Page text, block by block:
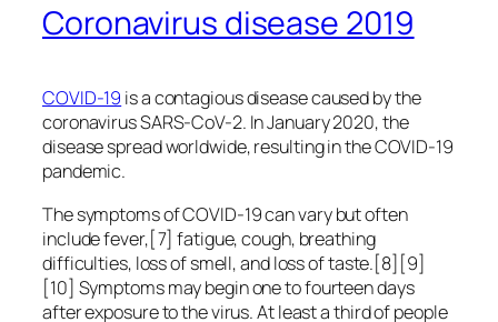
Coronavirus disease 2019
COVID-19 is a contagious disease caused by the
coronavirus SARS-CoV-2. In January 2020, the
disease spread worldwide, resulting in the COVID-19
pandemic.
The symptoms of COVID‑19 can vary but often
include fever,[7] fatigue, cough, breathing
difficulties, loss of smell, and loss of taste.[8][9]
[10] Symptoms may begin one to fourteen days
after exposure to the virus. At least a third of people